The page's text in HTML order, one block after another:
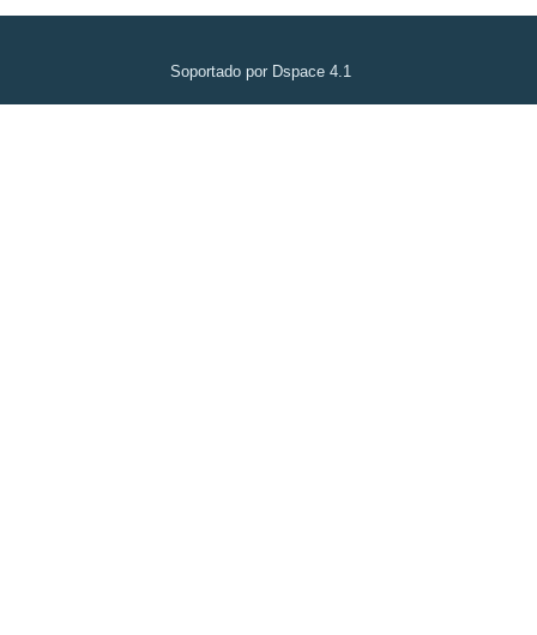
Soportado por Dspace 4.1